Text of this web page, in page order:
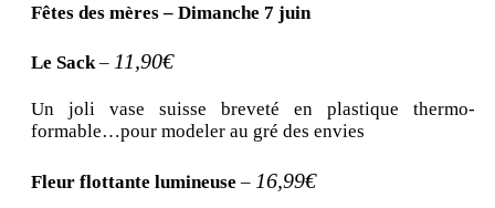
Fêtes des mères – Dimanche 7 juin
Le Sack– 11,90€
Un joli vase suisse breveté en plastique thermo-
formable…pour modeler au gré des envies
Fleur flottante lumineuse – 16,99€